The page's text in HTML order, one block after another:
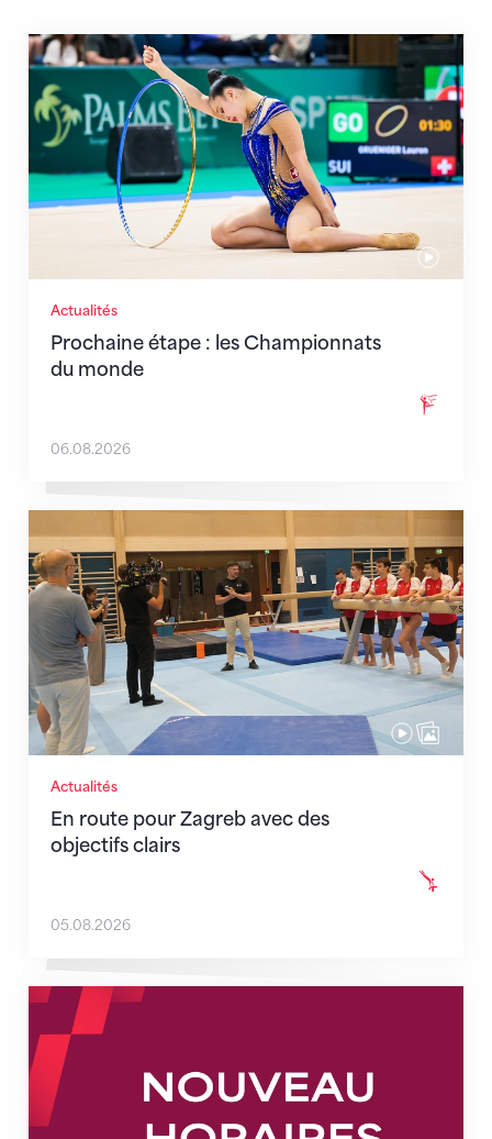
Actualités
Prochaine étape : les Championnats
du monde
Prochaine étape : les Championnats du monde
06.08.2026
Actualités
En route pour Zagreb avec des
objectifs clairs
En route pour Zagreb avec des objectifs clairs
05.08.2026
Nouveaux horaires du secrétariat dès le 1er août